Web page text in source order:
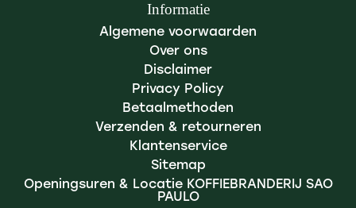
Informatie
Algemene voorwaarden
Over ons
Disclaimer
Privacy Policy
Betaalmethoden
Verzenden & retourneren
Klantenservice
Sitemap
Openingsuren & Locatie KOFFIEBRANDERIJ SAO
PAULO